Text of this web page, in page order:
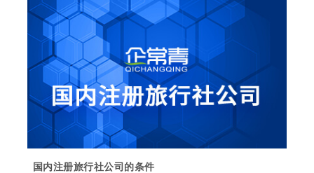
国内注册旅行社公司的条件